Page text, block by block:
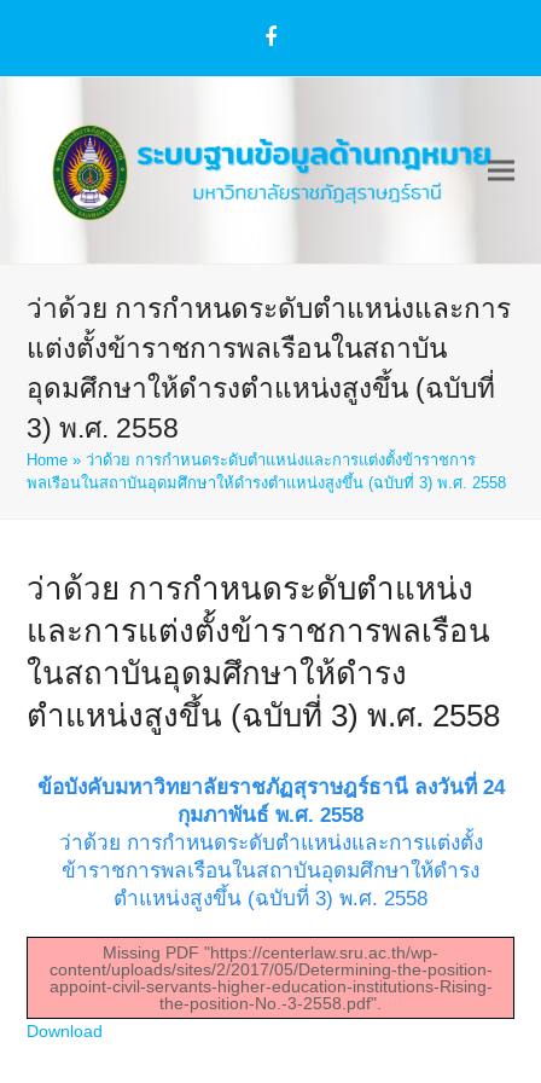
Facebook
ว่าด้วย การกำหนดระดับตำแหน่งและการ
แต่งตั้งข้าราชการพลเรือนในสถาบัน
อุดมศึกษาให้ดำรงตำแหน่งสูงขึ้น (ฉบับที่
3) พ.ศ. 2558
Home »ว่าด้วย การกำหนดระดับตำแหน่งและการแต่งตั้งข้าราชการ
พลเรือนในสถาบันอุดมศึกษาให้ดำรงตำแหน่งสูงขึ้น (ฉบับที่ 3) พ.ศ. 2558
ว่าด้วย การกำหนดระดับตำแหน่ง
และการแต่งตั้งข้าราชการพลเรือน
ในสถาบันอุดมศึกษาให้ดำรง
ตำแหน่งสูงขึ้น (ฉบับที่ 3) พ.ศ. 2558
ข้อบังคับมหาวิทยาลัยราชภัฏสุราษฎร์ธานี ลงวันที่ 24
กุมภาพันธ์ พ.ศ. 2558
ว่าด้วย การกำหนดระดับตำแหน่งและการแต่งตั้ง
ข้าราชการพลเรือนในสถาบันอุดมศึกษาให้ดำรง
ตำแหน่งสูงขึ้น (ฉบับที่ 3) พ.ศ. 2558
Missing PDF "https://centerlaw.sru.ac.th/wp-
content/uploads/sites/2/2017/05/Determining-the-position-
appoint-civil-servants-higher-education-institutions-Rising-
the-position-No.-3-2558.pdf".
Download